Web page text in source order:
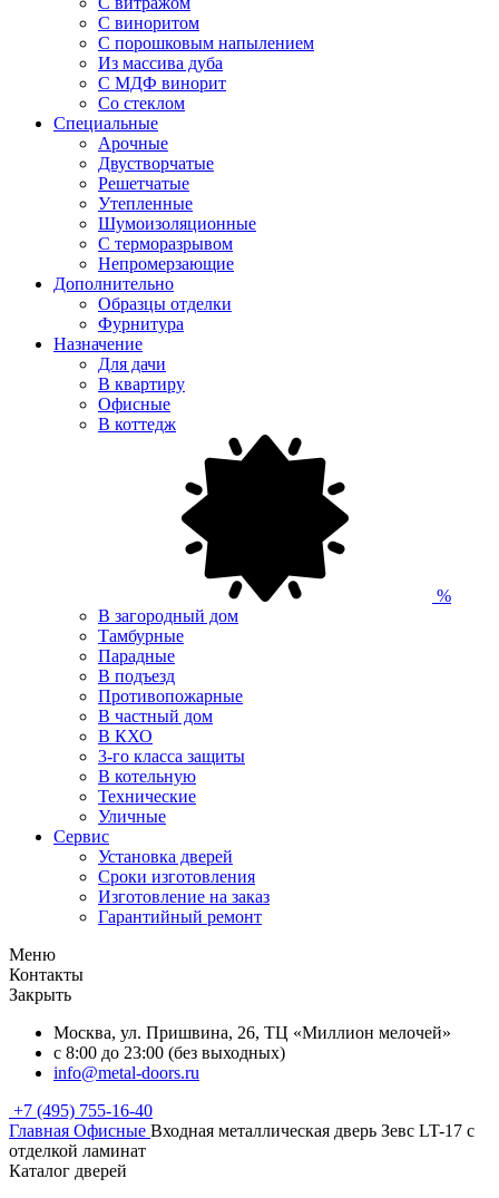
С виноритом
С порошковым напылением
Из массива дуба
С МДФ винорит
Со стеклом
Специальные
Арочные
Двустворчатые
Решетчатые
Утепленные
Шумоизоляционные
С терморазрывом
Непромерзающие
Дополнительно
Образцы отделки
Фурнитура
Назначение
Для дачи
В квартиру
Офисные
В коттедж
%
В загородный дом
Тамбурные
Парадные
В подъезд
Противопожарные
В частный дом
В КХО
3-го класса защиты
В котельную
Технические
Уличные
Сервис
Установка дверей
Сроки изготовления
Изготовление на заказ
Гарантийный ремонт
Меню
Контакты
Закрыть
Москва, ул. Пришвина, 26, ТЦ «Миллион мелочей»
с 8:00 до 23:00 (без выходных)
info@metal-doors.ru
+7 (495) 755-16-40
Главная Офисные Входная металлическая дверь Зевс LT-17 с
отделкой ламинат
Каталог дверей